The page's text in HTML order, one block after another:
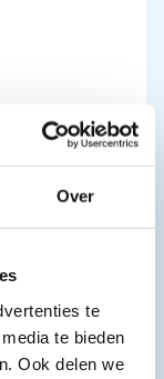
Over
te
te bieden
Ook delen we